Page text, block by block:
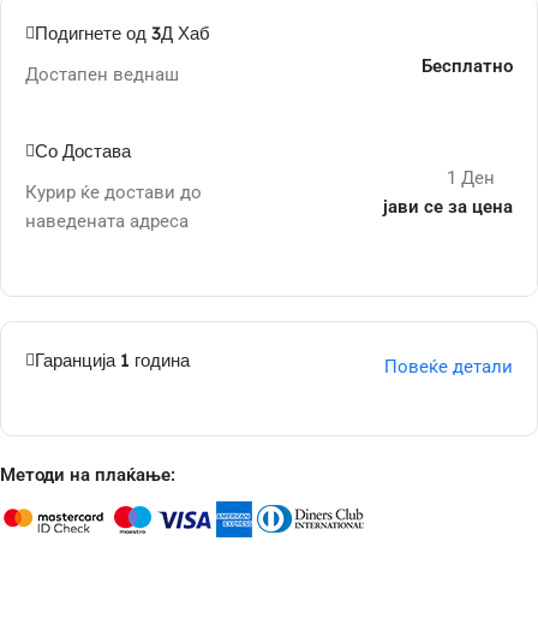
Подигнете од 3Д Хаб
Достапен веднаш Бесплатно
Со Достава
Курир ќе достави до
наведената адреса
1 Ден
јави се за цена
Гаранција 1 година Повеќе детали
Методи на плаќање: